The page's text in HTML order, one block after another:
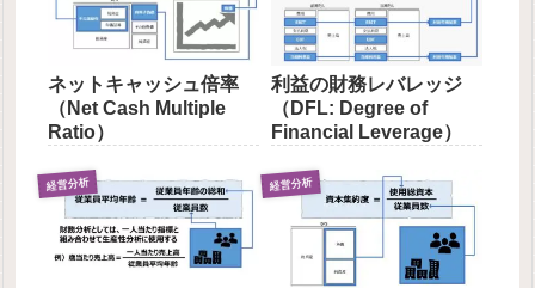
ネットキャッシュ倍率
（Net Cash Multiple
Ratio）
利益の財務レバレッジ
（DFL: Degree of
Financial Leverage）
経営分析 経営分析